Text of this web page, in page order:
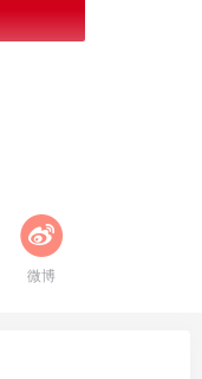
微信：qiulaoquan
微博